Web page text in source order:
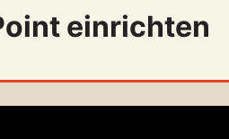
einrichten